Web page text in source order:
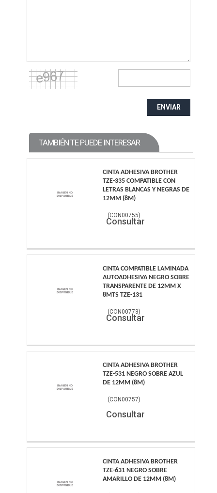
ENVIAR
TAMBIÉN TE PUEDE INTERESAR
CINTA ADHESIVA BROTHER
TZE-335 COMPATIBLE CON
LETRAS BLANCAS Y NEGRAS DE
12MM (8M)
(CON00755)
Consultar
CINTA COMPATIBLE LAMINADA
AUTOADHESIVA NEGRO SOBRE
TRANSPARENTE DE 12MM X
8MTS TZE-131
(CON00773)
Consultar
CINTA ADHESIVA BROTHER
TZE-531 NEGRO SOBRE AZUL
DE 12MM (8M)
(CON00757)
Consultar
CINTA ADHESIVA BROTHER
TZE-631 NEGRO SOBRE
AMARILLO DE 12MM (8M)